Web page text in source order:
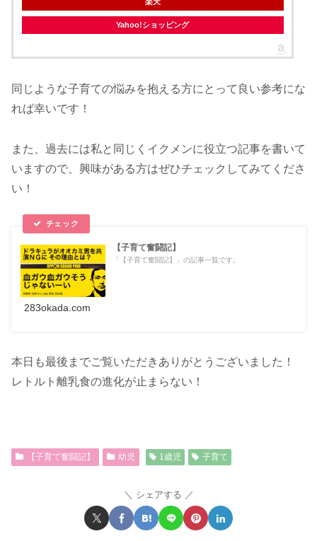
Yahoo!ショッピング
同じような子育ての悩みを抱える方にとって良い参考にな
れば幸いです！
また、過去には私と同じくイクメンに役立つ記事を書いて
いますので、興味がある方はぜひチェックしてみてくださ
い！
【子育て奮闘記】
「【子育て奮闘記】」の記事一覧です。
283okada.com
本日も最後までご覧いただきありがとうございました！
レトルト離乳食の進化が止まらない！
【子育て奮闘記】 幼児 1歳児 子育て
シェアする